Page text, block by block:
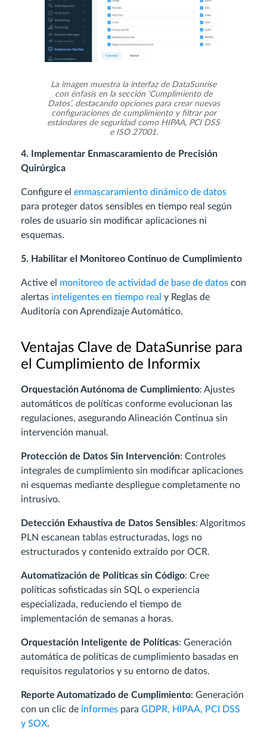
La imagen muestra la interfaz de DataSunrise
con énfasis en la sección ‘Cumplimiento de
Datos’, destacando opciones para crear nuevas
configuraciones de cumplimiento y filtrar por
estándares de seguridad como HIPAA, PCI DSS
e ISO 27001.
4. Implementar Enmascaramiento de Precisión
Quirúrgica
Configure el enmascaramiento dinámico de datos
para proteger datos sensibles en tiempo real según
roles de usuario sin modificar aplicaciones ni
esquemas.
5. Habilitar el Monitoreo Continuo de Cumplimiento
Active el monitoreo de actividad de base de datos con
alertas inteligentes en tiempo real y Reglas de
Auditoría con Aprendizaje Automático.
Ventajas Clave de DataSunrise para
el Cumplimiento de Informix
Orquestación Autónoma de Cumplimiento: Ajustes
automáticos de políticas conforme evolucionan las
regulaciones, asegurando Alineación Continua sin
intervención manual.
Protección de Datos Sin Intervención: Controles
integrales de cumplimiento sin modificar aplicaciones
ni esquemas mediante despliegue completamente no
intrusivo.
Detección Exhaustiva de Datos Sensibles: Algoritmos
PLN escanean tablas estructuradas, logs no
estructurados y contenido extraído por OCR.
Automatización de Políticas sin Código: Cree
políticas sofisticadas sin SQL o experiencia
especializada, reduciendo el tiempo de
implementación de semanas a horas.
Orquestación Inteligente de Políticas: Generación
automática de políticas de cumplimiento basadas en
requisitos regulatorios y su entorno de datos.
Reporte Automatizado de Cumplimiento: Generación
con un clic de informes para GDPR, HIPAA, PCI DSS
y SOX.